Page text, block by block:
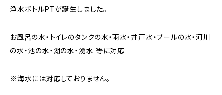
浄水ボトルPTが誕生しました。
お風呂の水・トイレのタンクの水・雨水・井戸水・プールの水・河川
の水・池の水・湖の水・湧水 等に対応
※海水には対応しておりません。